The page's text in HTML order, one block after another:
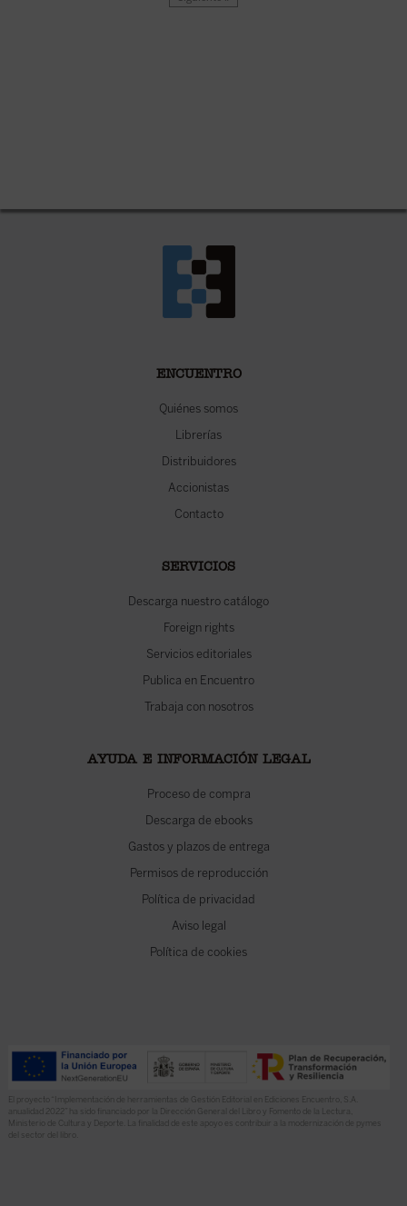
ENCUENTRO
Quiénes somos
Librerías
Distribuidores
Accionistas
Contacto
SERVICIOS
Descarga nuestro catálogo
Foreign rights
Servicios editoriales
Publica en Encuentro
Trabaja con nosotros
AYUDA E INFORMACIÓN LEGAL
Proceso de compra
Descarga de ebooks
Gastos y plazos de entrega
Permisos de reproducción
Política de privacidad
Aviso legal
Política de cookies
El proyecto “Implementación de herramientas de Gestión Editorial en Ediciones Encuentro, S.A.
anualidad 2022” ha sido financiado por la Dirección General del Libro y Fomento de la Lectura,
Ministerio de Cultura y Deporte. La finalidad de este apoyo es contribuir a la modernización de pymes
del sector del libro.